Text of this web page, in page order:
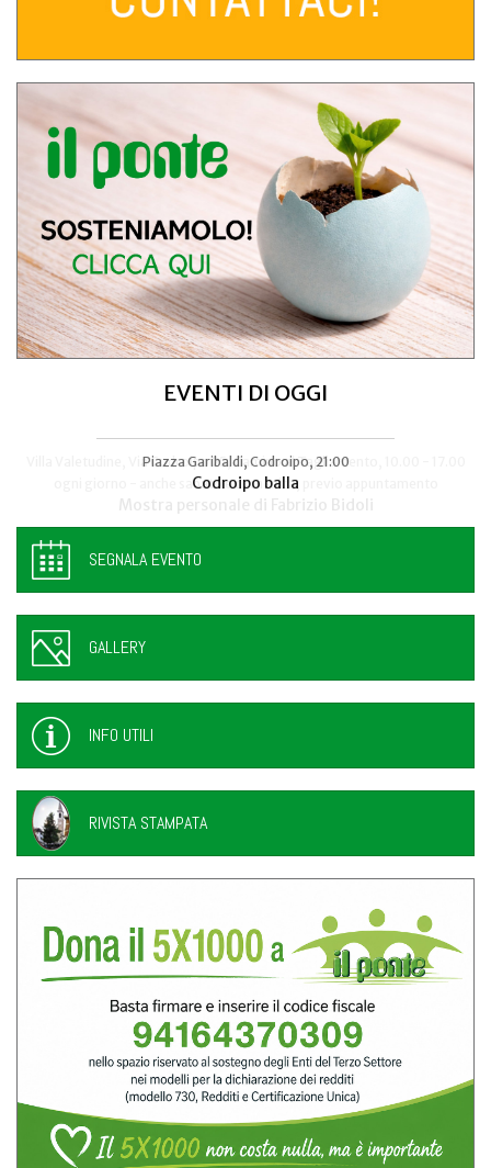
EVENTI DI OGGI
Villa Valetudine, Via Codroipo 25, Camino al Tagliamento, 10.00 - 17.00
ogni giorno - anche sabato e domenica, previo appuntamento
Mostra personale di Fabrizio Bidoli
Piazza Garibaldi, Codroipo, 21:00
Codroipo balla
SEGNALA EVENTO
GALLERY
INFO UTILI
RIVISTA STAMPATA